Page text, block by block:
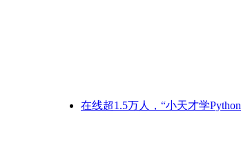
在线超1.5万人，“小天才学Python